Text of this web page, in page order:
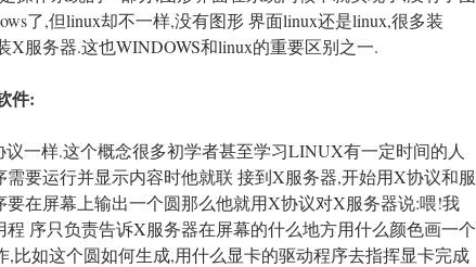
了,但linux却不一样,没有图形 界面linux还是linux,很多装
X服务器.这也WINDOWS和linux的重要区别之一.
件:
一样.这个概念很多初学者甚至学习LINUX有一定时间的人
要运行并显示内容时他就联 接到X服务器,开始用X协议和服
在屏幕上输出一个圆那么他就用X协议对X服务器说:喂!我
序只负责告诉X服务器在屏幕的什么地方用什么颜色画一个
比如这个圆如何生成,用什么显卡的驱动程序去指挥显卡完成